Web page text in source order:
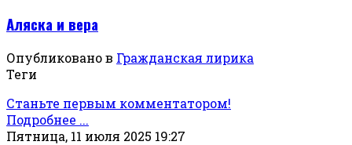
Аляска и вера
Опубликовано в Гражданская лирика
Теги
Станьте первым комментатором!
Подробнее ...
Пятница, 11 июля 2025 19:27